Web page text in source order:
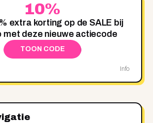
10%
extra korting op de SALE bij
met deze nieuwe actiecode
TOON CODE
Info